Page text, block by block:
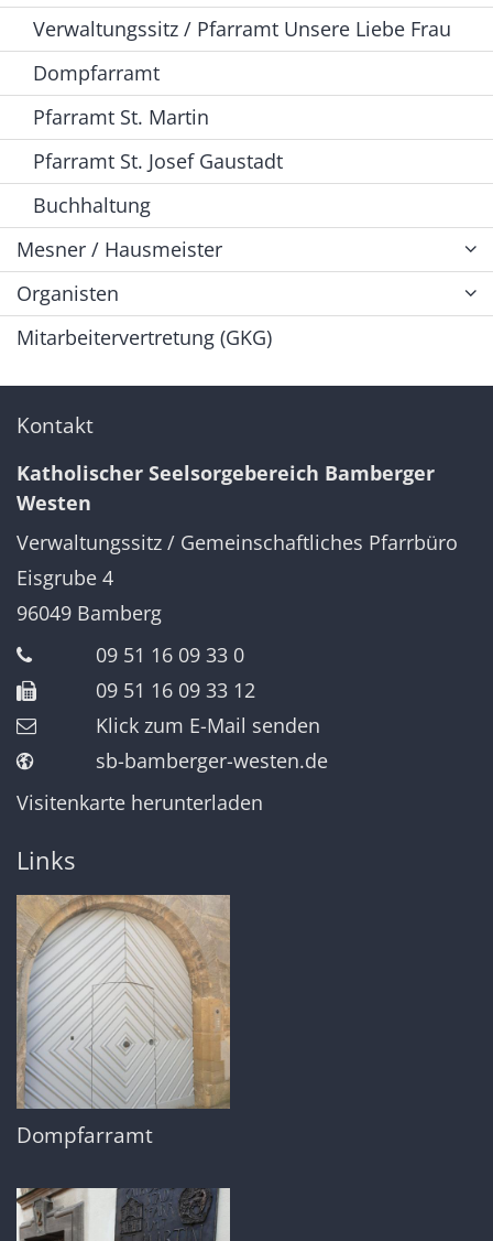
Verwaltungssitz / Pfarramt Unsere Liebe Frau
Dompfarramt
Pfarramt St. Martin
Pfarramt St. Josef Gaustadt
Buchhaltung
Mesner / Hausmeister
Organisten
Mitarbeitervertretung (GKG)
Kontakt
Katholischer Seelsorgebereich Bamberger
Westen
Verwaltungssitz / Gemeinschaftliches Pfarrbüro
Eisgrube 4
96049 Bamberg
09 51 16 09 33 0
09 51 16 09 33 12
Klick zum E-Mail senden
sb-bamberger-westen.de
Visitenkarte herunterladen
Links
Dompfarramt